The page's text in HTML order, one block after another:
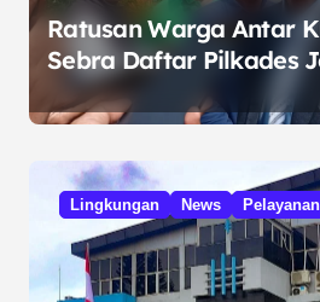
Ratusan Warga Antar
Sebra Daftar Pilkades
Jaya, Serukan Pemilu
Lingkungan News